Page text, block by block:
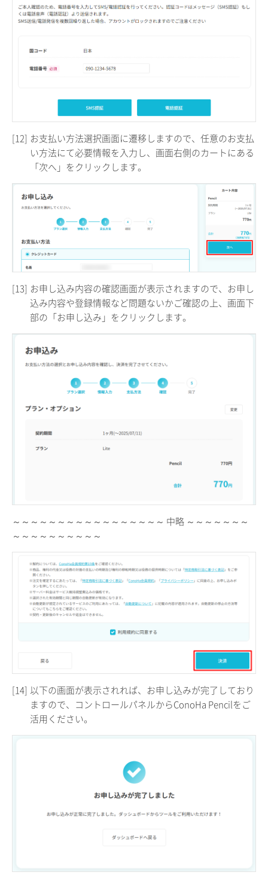
[12] お支払い方法選択画面に遷移しますので、任意のお支払
い方法にて必要情報を入力し、画面右側のカートにある
「次へ」をクリックします。
[13] お申し込み内容の確認画面が表示されますので、お申し
込み内容や登録情報など問題ないかご確認の上、画面下
部の「お申し込み」をクリックします。
～～～～～～～～～～～～～～～～～ 中略 ～～～～～～～
～～～～～～～～～～
[14] 以下の画面が表示されれば、お申し込みが完了しており
ますので、コントロールパネルからConoHa Pencilをご
活用ください。